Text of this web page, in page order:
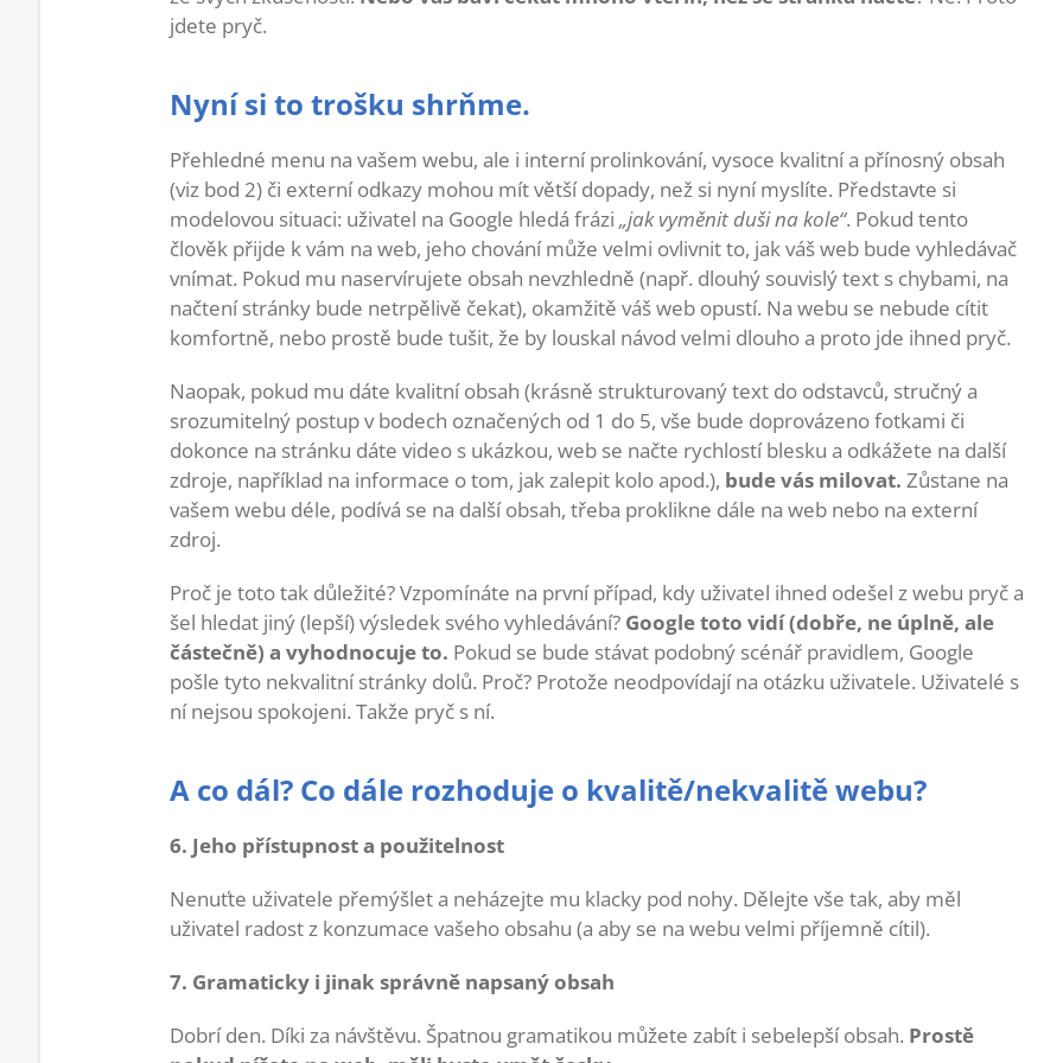
jdete pryč.
Nyní si to trošku shrňme.
Přehledné menu na vašem webu, ale i interní prolinkování, vysoce kvalitní a přínosný obsah
(viz bod 2) či externí odkazy mohou mít větší dopady, než si nyní myslíte. Představte si
modelovou situaci: uživatel na Google hledá frázi „jak vyměnit duši na kole“. Pokud tento
člověk přijde k vám na web, jeho chování může velmi ovlivnit to, jak váš web bude vyhledávač
vnímat. Pokud mu naservírujete obsah nevzhledně (např. dlouhý souvislý text s chybami, na
načtení stránky bude netrpělivě čekat), okamžitě váš web opustí. Na webu se nebude cítit
komfortně, nebo prostě bude tušit, že by louskal návod velmi dlouho a proto jde ihned pryč.
Naopak, pokud mu dáte kvalitní obsah (krásně strukturovaný text do odstavců, stručný a
srozumitelný postup v bodech označených od 1 do 5, vše bude doprovázeno fotkami či
dokonce na stránku dáte video s ukázkou, web se načte rychlostí blesku a odkážete na další
zdroje, například na informace o tom, jak zalepit kolo apod.), bude vás milovat. Zůstane na
vašem webu déle, podívá se na další obsah, třeba proklikne dále na web nebo na externí
zdroj.
Proč je toto tak důležité? Vzpomínáte na první případ, kdy uživatel ihned odešel z webu pryč a
šel hledat jiný (lepší) výsledek svého vyhledávání? Google toto vidí (dobře, ne úplně, ale
částečně) a vyhodnocuje to. Pokud se bude stávat podobný scénář pravidlem, Google
pošle tyto nekvalitní stránky dolů. Proč? Protože neodpovídají na otázku uživatele. Uživatelé s
ní nejsou spokojeni. Takže pryč s ní.
A co dál? Co dále rozhoduje o kvalitě/nekvalitě webu?
6. Jeho přístupnost a použitelnost
Nenuťte uživatele přemýšlet a neházejte mu klacky pod nohy. Dělejte vše tak, aby měl
uživatel radost z konzumace vašeho obsahu (a aby se na webu velmi příjemně cítil).
7. Gramaticky i jinak správně napsaný obsah
Dobrí den. Díki za návštěvu. Špatnou gramatikou můžete zabít i sebelepší obsah. Prostě